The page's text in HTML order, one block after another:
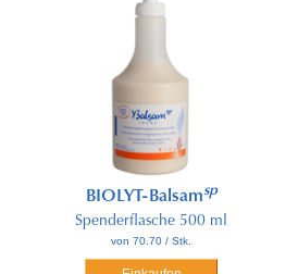
BIOLYT-Balsamsp
Spenderflasche 500 ml
von 70.70 / Stk.